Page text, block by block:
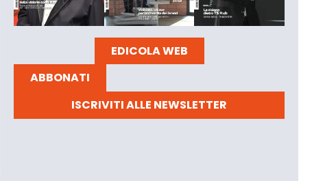
EDICOLA WEB
ABBONATI
ISCRIVITI ALLE NEWSLETTER